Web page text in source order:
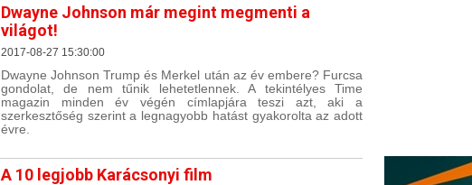
Dwayne Johnson már megint megmenti a
világot!
2017-08-27 15:30:00
Dwayne Johnson Trump és Merkel után az év embere? Furcsa
gondolat, de nem tűnik lehetetlennek. A tekintélyes Time
magazin minden év végén címlapjára teszi azt, aki a
szerkesztőség szerint a legnagyobb hatást gyakorolta az adott
évre.
A 10 legjobb Karácsonyi film